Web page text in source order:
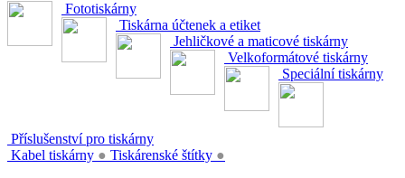
Fototiskárny
Tiskárna účtenek a etiket
Jehličkové a maticové tiskárny
Velkoformátové tiskárny
Speciální tiskárny
Příslušenství pro tiskárny
Kabel tiskárny ● Tiskárenské štítky ●